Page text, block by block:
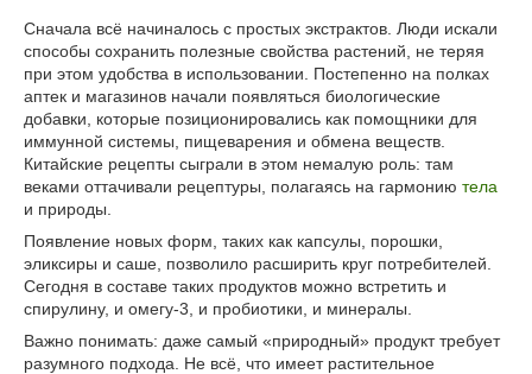
Сначала всё начиналось с простых экстрактов. Люди искали
способы сохранить полезные свойства растений, не теряя
при этом удобства в использовании. Постепенно на полках
аптек и магазинов начали появляться биологические
добавки, которые позиционировались как помощники для
иммунной системы, пищеварения и обмена веществ.
Китайские рецепты сыграли в этом немалую роль: там
веками оттачивали рецептуры, полагаясь на гармонию тела
и природы.
Появление новых форм, таких как капсулы, порошки,
эликсиры и саше, позволило расширить круг потребителей.
Сегодня в составе таких продуктов можно встретить и
спирулину, и омегу-3, и пробиотики, и минералы.
Важно понимать: даже самый «природный» продукт требует
разумного подхода. Не всё, что имеет растительное